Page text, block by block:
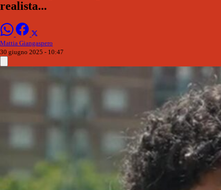
realista...
Mattia Giangaspero
30 giugno 2025 - 10:47